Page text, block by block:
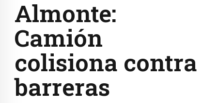
Almonte:
Camión
colisiona contra
barreras